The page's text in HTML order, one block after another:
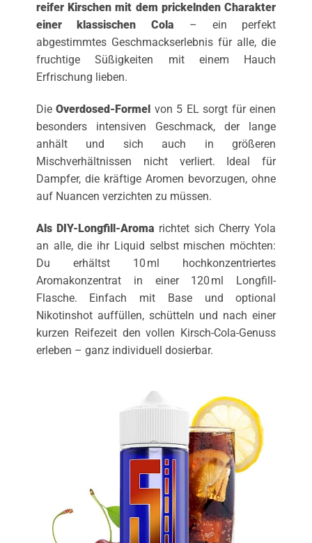
reifer Kirschen mit dem prickelnden Charakter
einer klassischen Cola – ein perfekt
abgestimmtes Geschmackserlebnis für alle, die
fruchtige Süßigkeiten mit einem Hauch
Erfrischung lieben.
DieOverdosed-Formel von 5 EL sorgt für einen
besonders intensiven Geschmack, der lange
anhält und sich auch in größeren
Mischverhältnissen nicht verliert. Ideal für
Dampfer, die kräftige Aromen bevorzugen, ohne
auf Nuancen verzichten zu müssen.
Als DIY-Longfill-Aroma richtet sich Cherry Yola
an alle, die ihr Liquid selbst mischen möchten:
Du erhältst 10 ml hochkonzentriertes
Aromakonzentrat in einer 120 ml Longfill-
Flasche. Einfach mit Base und optional
Nikotinshot auffüllen, schütteln und nach einer
kurzen Reifezeit den vollen Kirsch-Cola-Genuss
erleben – ganz individuell dosierbar.